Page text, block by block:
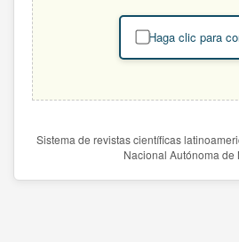
Haga clic para
Sistema de revistas científicas
Nacional Autónoma de